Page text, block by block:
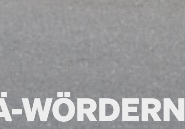
WÖRDERN